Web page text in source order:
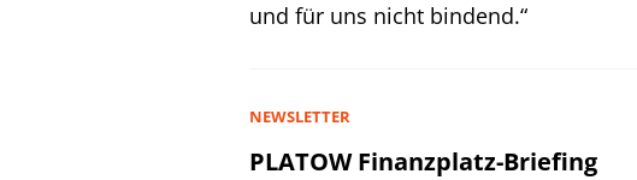
und für uns nicht bindend.“
NEWSLETTER
PLATOW Finanzplatz-Briefing